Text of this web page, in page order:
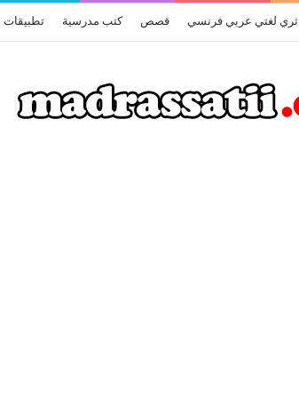
اثري لغتي عربي فرنسي قصص كتب مدرسية تطبيقات